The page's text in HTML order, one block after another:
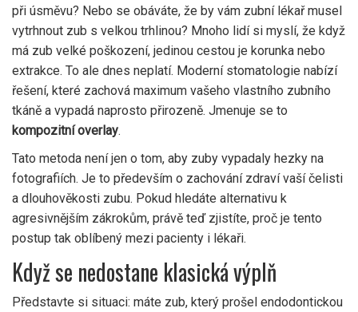
při úsměvu? Nebo se obáváte, že by vám zubní lékař musel
vytrhnout zub s velkou trhlinou? Mnoho lidí si myslí, že když
má zub velké poškození, jedinou cestou je korunka nebo
extrakce. To ale dnes neplatí. Moderní stomatologie nabízí
řešení, které zachová maximum vašeho vlastního zubního
tkáně a vypadá naprosto přirozeně. Jmenuje se to
kompozitní overlay.
Tato metoda není jen o tom, aby zuby vypadaly hezky na
fotografiích. Je to především o zachování zdraví vaší čelisti
a dlouhověkosti zubu. Pokud hledáte alternativu k
agresivnějším zákrokům, právě teď zjistíte, proč je tento
postup tak oblíbený mezi pacienty i lékaři.
Když se nedostane klasická výplň
Představte si situaci: máte zub, který prošel endodontickou